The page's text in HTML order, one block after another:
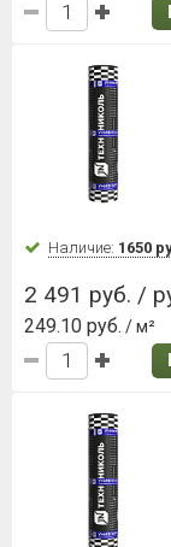
Наличие: 1650
2 491 руб. /
249.10 руб. / м²